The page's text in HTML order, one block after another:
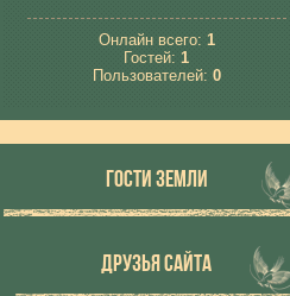
Онлайн всего: 1
Гостей:1
Пользователей: 0
ГОСТИ ЗЕМЛИ
ДРУЗЬЯ САЙТА